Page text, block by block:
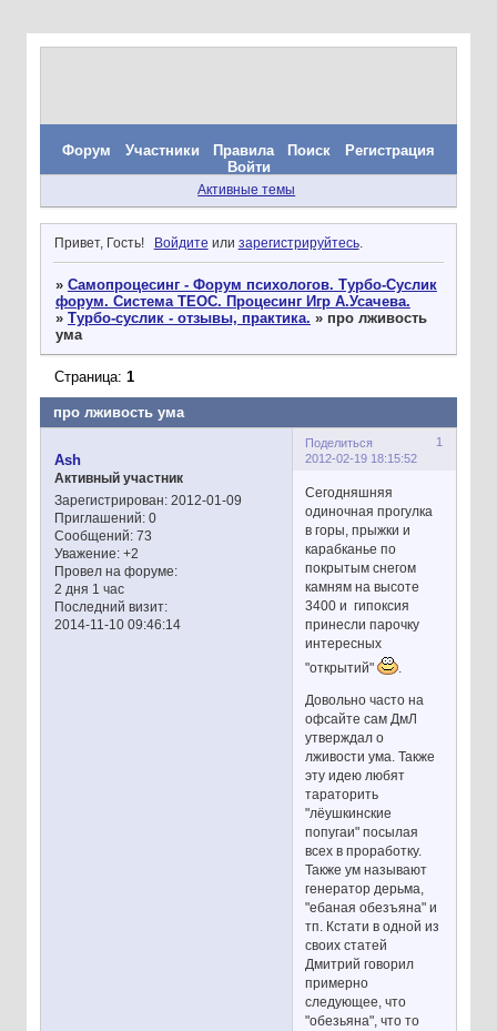
Форум Участники Правила Поиск
Регистрация
Войти
Активные темы
Привет, Гость! Войдите или зарегистрируйтесь.
» Самопроцесинг - Форум психологов. Турбо-Суслик
форум. Система ТЕОС. Процесинг Игр А.Усачева.
» Турбо-суслик - отзывы, практика. » про лживость
ума
про лживость ума
Страница: 1
Поделиться
1
2012-02-19 18:15:52
Ash
Активный участник
Зарегистрирован: 2012-01-09
Приглашений:0
Сообщений:73
Уважение: +2
Провел на форуме:
2 дня 1 час
Последний визит:
2014-11-10 09:46:14
Сегодняшняя
одиночная прогулка
в горы, прыжки и
карабканье по
покрытым снегом
камням на высоте
3400 и гипоксия
принесли парочку
интересных
"открытий"
.
Довольно часто на
офсайте сам ДмЛ
утверждал о
лживости ума. Также
эту идею любят
тараторить
"лёушкинские
попугаи" посылая
всех в проработку.
Также ум называют
генератор дерьма,
"ебаная обезъяна" и
тп. Кстати в одной из
своих статей
Дмитрий говорил
примерно
следующее, что
"обезьяна", что то